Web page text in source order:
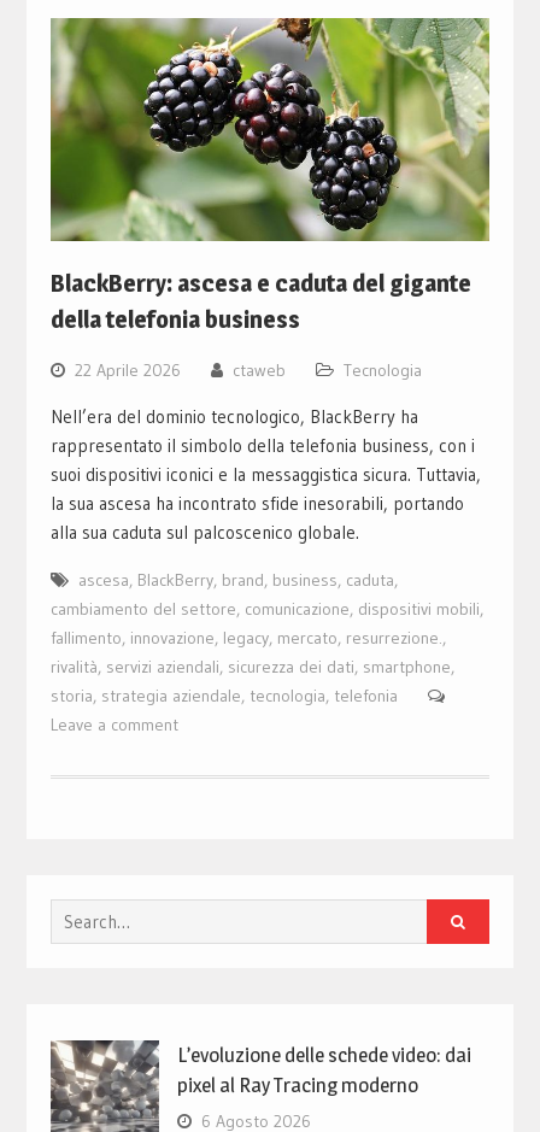
BlackBerry: ascesa e caduta del gigante
della telefonia business
22 Aprile 2026 ctaweb Tecnologia
Nell’era del dominio tecnologico, BlackBerry ha
rappresentato il simbolo della telefonia business, con i
suoi dispositivi iconici e la messaggistica sicura. Tuttavia,
la sua ascesa ha incontrato sfide inesorabili, portando
alla sua caduta sul palcoscenico globale.
ascesa, BlackBerry, brand, business, caduta,
cambiamento del settore, comunicazione, dispositivi mobili,
fallimento, innovazione, legacy, mercato, resurrezione.,
rivalità, servizi aziendali, sicurezza dei dati, smartphone,
storia, strategia aziendale, tecnologia, telefonia
Leave a comment
Search
for:
L’evoluzione delle schede video: dai
pixel al Ray Tracing moderno
6 Agosto 2026